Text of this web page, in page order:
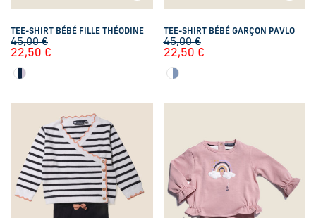
TEE-SHIRT BÉBÉ FILLE THÉODINE
45,00€
22,50 €
TEE-SHIRT BÉBÉ GARÇON PAVLO
45,00€
22,50 €